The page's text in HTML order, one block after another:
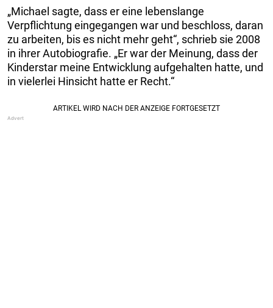
„Michael sagte, dass er eine lebenslange
Verpflichtung eingegangen war und beschloss, daran
zu arbeiten, bis es nicht mehr geht“, schrieb sie 2008
in ihrer Autobiografie. „Er war der Meinung, dass der
Kinderstar meine Entwicklung aufgehalten hatte, und
in vielerlei Hinsicht hatte er Recht.“